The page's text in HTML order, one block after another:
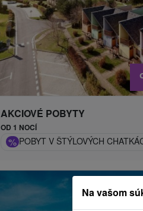
AKCIOVÉ POBYTY
OD 1 NOCÍ
% POBYT V ŠTÝLOVÝCH
Na vašom